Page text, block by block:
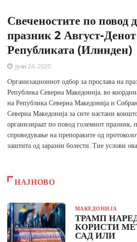
Свеченостите по повод
празник 2 Август-
Републиката (Илинден)
јули 24, 2020
Организациониот одбор за прослава на
Република Северна Македонија, во
на Република Северна Македонија и
Северна Македонија за сите настани
организираат по повод големиот празник,
спроведување на препораките од
заштита од заразни болести. Тие услови
НАЈНОВО
МАКЕДОНИЈА
ТРАМП
КОРИСТИ
САД ИЛИ